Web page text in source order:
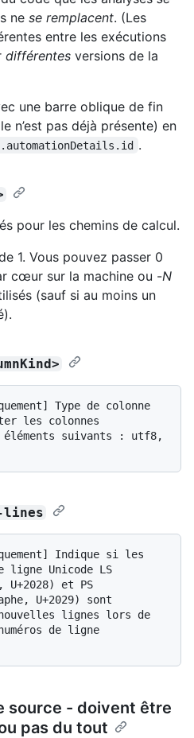
ne se remplacent. (Les
entre les exécutions
différentes versions de la
une barre oblique de fin
n’est pas déjà présente) en
.
pour les chemins de calcul.
1. Vous pouvez passer 0
cœur sur la machine ou -N
(sauf si au moins un
les colonnes
éléments suivants : utf8,
lines
ligne Unicode LS
et PS
U+2029) sont
nouvelles lignes lors de
de ligne
source - doivent être
pas du tout